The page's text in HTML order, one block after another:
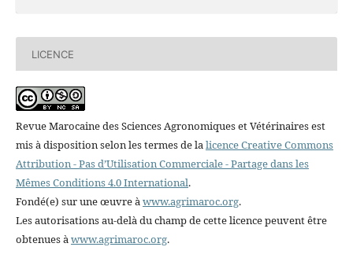
LICENCE
Revue Marocaine des Sciences Agronomiques et Vétérinaires est
mis à disposition selon les termes de lalicence Creative Commons
Attribution - Pas d’Utilisation Commerciale - Partage dans les
Mêmes Conditions 4.0 International.
Fondé(e) sur une œuvre àwww.agrimaroc.org.
Les autorisations au-delà du champ de cette licence peuvent être
obtenues àwww.agrimaroc.org.